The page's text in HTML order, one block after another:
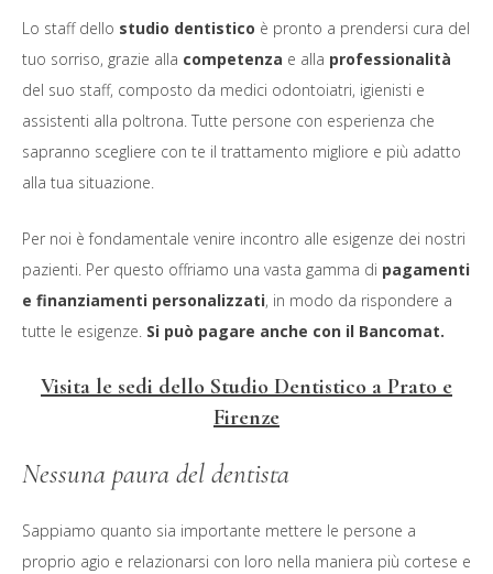
Lo staff dello studio dentistico è pronto a prendersi cura del
tuo sorriso, grazie alla competenza e alla professionalità
del suo staff, composto da medici odontoiatri, igienisti e
assistenti alla poltrona. Tutte persone con esperienza che
sapranno scegliere con te il trattamento migliore e più adatto
alla tua situazione.
Per noi è fondamentale venire incontro alle esigenze dei nostri
pazienti. Per questo offriamo una vasta gamma di pagamenti
e finanziamenti personalizzati, in modo da rispondere a
tutte le esigenze. Si può pagare anche con il Bancomat.
Visita le sedi dello Studio Dentistico a Prato e
Firenze
Nessuna paura del dentista
Sappiamo quanto sia importante mettere le persone a
proprio agio e relazionarsi con loro nella maniera più cortese e